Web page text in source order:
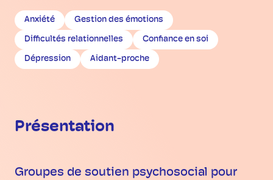
Anxiété Gestion des émotions
Difficultés relationnelles Confiance en soi
Dépression Aidant-proche
Présentation
Groupes de soutien psychosocial pour